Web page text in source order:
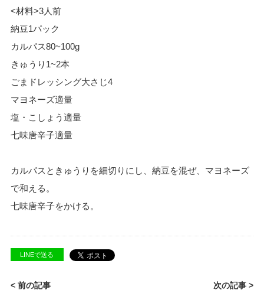
<材料>3人前
納豆1パック
カルパス80~100g
きゅうり1~2本
ごまドレッシング大さじ4
マヨネーズ適量
塩・こしょう適量
七味唐辛子適量
カルパスときゅうりを細切りにし、納豆を混ぜ、マヨネーズ
で和える。
七味唐辛子をかける。
LINEで送る
< 前の記事 次の記事 >